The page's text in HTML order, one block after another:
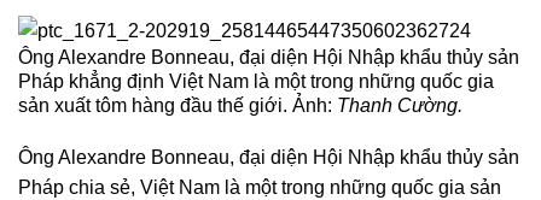
Ông Alexandre Bonneau, đại diện Hội Nhập khẩu thủy sản
Pháp khẳng định Việt Nam là một trong những quốc gia
sản xuất tôm hàng đầu thế giới. Ảnh: Thanh Cường.
Ông Alexandre Bonneau, đại diện Hội Nhập khẩu thủy sản
Pháp chia sẻ, Việt Nam là một trong những quốc gia sản